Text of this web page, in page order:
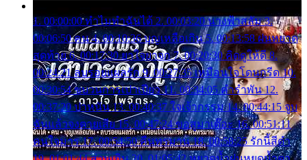
1. 00:00:00 ทำไมทำฉันได้ 2. 00:03:20 นางฟ้าสลัม 3.
00:06:50 คน 4. 00:10:36 บุญเหลือเกิน 5. 00:13:58 ฝนหยาด
สุดท้าย 6. 00:17:30 ยาใจยาจก 7. 00:20:30 คิดดูให้ดี 8.
00:24:21 ลบรอยแผลรัก 9. 00:27:35 เหมือนใจโดนกรีด 10.
00:30:54 ขบวนการเปาเปียว 11. 00:34:05 คำรำพัน 12.
00:37:20 ปาหนัน 13. 00:40:37 ใจเจ้ากรรม 14. 00:44:15 จูบ
ฉันแล้วจงตายเสีย 15. 00:47:24 ขอสูมาเต๊อะ 16. 00:51:11
คนใจมาร 17. 00:54:50 คืนทรมาน 18. 00:58:25 รักนี้สีดำ